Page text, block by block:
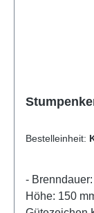
Bestelleinheit:
-
Höhe: 150